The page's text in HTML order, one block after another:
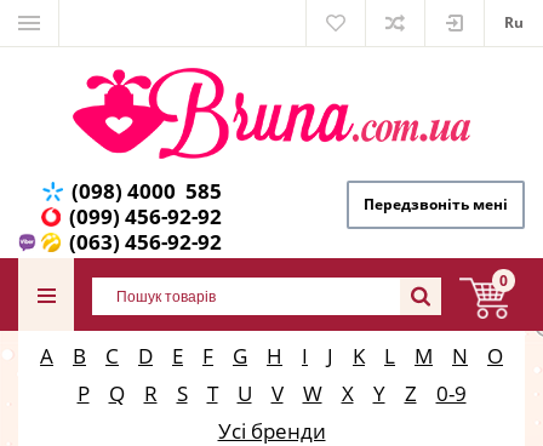
Ru
(098) 4000 585
(099) 456-92-92
(063) 456-92-92
Передзвоніть мені
0
A B C D E F G H I J K L M N
O
P
Q R S T U V W X Y Z
0-9
Усі бренди